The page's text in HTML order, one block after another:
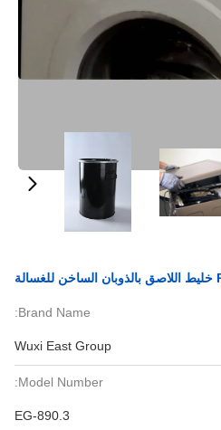
Brand Name:
Wuxi East Group
Model Number:
EG-890.3